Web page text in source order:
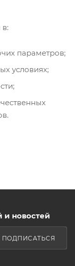
параметров;
условиях;
и новостей
ПОДПИСАТЬСЯ